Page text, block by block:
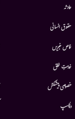
حادثہ
حقوق انسانی
خاص خبریں
خدمتِ خلق
خصوصی پیشکش
دلچسپ